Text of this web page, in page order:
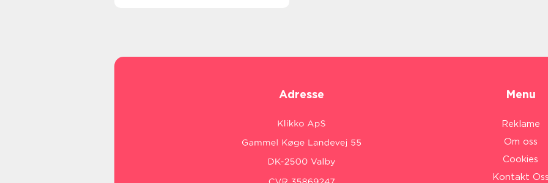
Adresse Menu
Reklame
Om oss
Cookies
Kontakt